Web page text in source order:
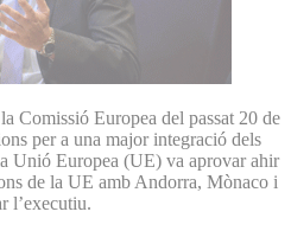
Comissió Europea del passat 20 de
per a una major integració dels
Unió Europea (UE) va aprovar ahir
de la UE amb Andorra, Mònaco i
l’executiu.